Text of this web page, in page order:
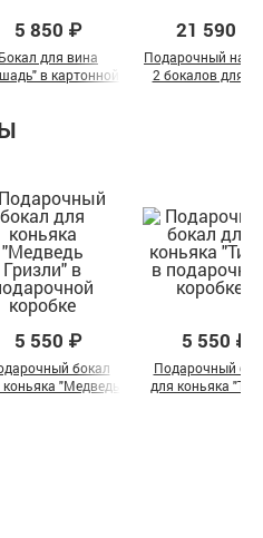
5 850 ₽
Бокал для вина
в картонной
21 590 ₽
Подарочный
2 бокалов для
5 550 ₽
бокал
коньяка "Медведь
5 550 ₽
Подарочный
для коньяка